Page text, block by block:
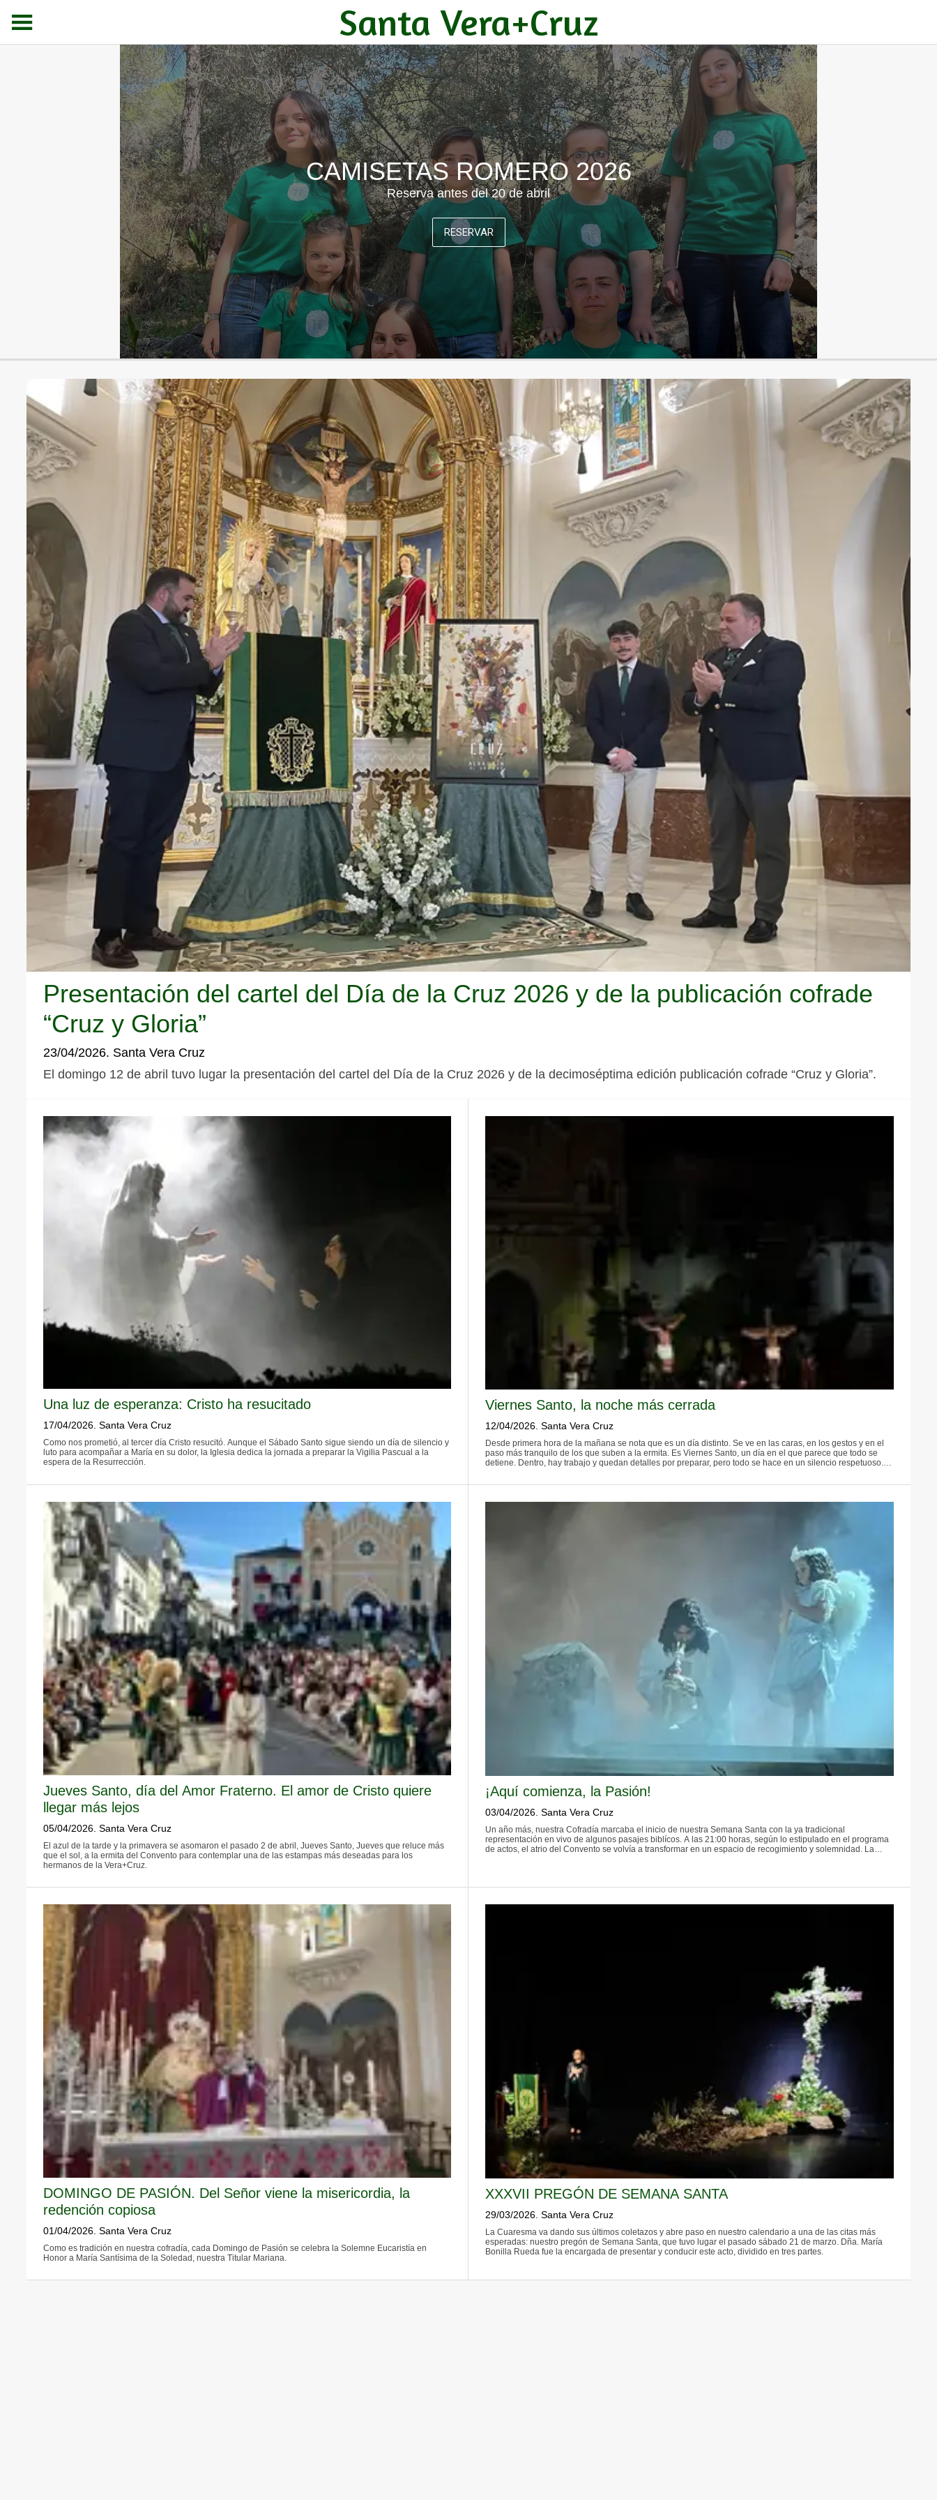
Santa Vera+Cruz
CAMISETAS ROMERO 2026
Reserva antes del 20 de abril
RESERVAR
Presentación del cartel del Día de la Cruz 2026 y de la publicación cofrade
“Cruz y Gloria”
23/04/2026. Santa Vera Cruz
El domingo 12 de abril tuvo lugar la presentación del cartel del Día de la Cruz 2026 y de la decimoséptima edición publicación cofrade “Cruz y Gloria”.
Una luz de esperanza: Cristo ha resucitado
17/04/2026. Santa Vera Cruz
Como nos prometió, al tercer día Cristo resucitó. Aunque el Sábado Santo sigue siendo un día de silencio y
luto para acompañar a María en su dolor, la Iglesia dedica la jornada a preparar la Vigilia Pascual a la
espera de la Resurrección.
Viernes Santo, la noche más cerrada
12/04/2026. Santa Vera Cruz
Desde primera hora de la mañana se nota que es un día distinto. Se ve en las caras, en los gestos y en el
paso más tranquilo de los que suben a la ermita. Es Viernes Santo, un día en el que parece que todo se
detiene. Dentro, hay trabajo y quedan detalles por preparar, pero todo se hace en un silencio respetuoso.
Oficios. Es una liturgia que no tiene nada que ver con las del resto del año. Leemos la Pasión, recibimos el
Jueves Santo, día del Amor Fraterno. El amor de Cristo quiere
llegar más lejos
05/04/2026. Santa Vera Cruz
El azul de la tarde y la primavera se asomaron el pasado 2 de abril, Jueves Santo, Jueves que reluce más
que el sol, a la ermita del Convento para contemplar una de las estampas más deseadas para los
hermanos de la Vera+Cruz.
¡Aquí comienza, la Pasión!
03/04/2026. Santa Vera Cruz
Un año más, nuestra Cofradía marcaba el inicio de nuestra Semana Santa con la ya tradicional
representación en vivo de algunos pasajes biblícos. A las 21:00 horas, según lo estipulado en el programa
de actos, el atrio del Convento se volvía a transformar en un espacio de recogimiento y solemnidad. La
DOMINGO DE PASIÓN. Del Señor viene la misericordia, la
redención copiosa
01/04/2026. Santa Vera Cruz
Como es tradición en nuestra cofradía, cada Domingo de Pasión se celebra la Solemne Eucaristía en
Honor a María Santísima de la Soledad, nuestra Titular Mariana.
XXXVII PREGÓN DE SEMANA SANTA
29/03/2026. Santa Vera Cruz
La Cuaresma va dando sus últimos coletazos y abre paso en nuestro calendario a una de las citas más
esperadas: nuestro pregón de Semana Santa, que tuvo lugar el pasado sábado 21 de marzo. Dña. María
Bonilla Rueda fue la encargada de presentar y conducir este acto, dividido en tres partes.